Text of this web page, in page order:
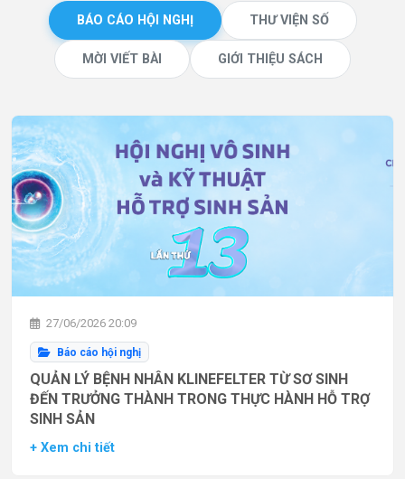
BÁO CÁO HỘI NGHỊ THƯ VIỆN SỐ
MỜI VIẾT BÀI GIỚI THIỆU SÁCH
27/06/2026 20:09
Báo cáo hội nghị
QUẢN LÝ BỆNH NHÂN KLINEFELTER TỪ SƠ SINH
ĐẾN TRƯỞNG THÀNH TRONG THỰC HÀNH HỖ TRỢ
SINH SẢN
+ Xem chi tiết